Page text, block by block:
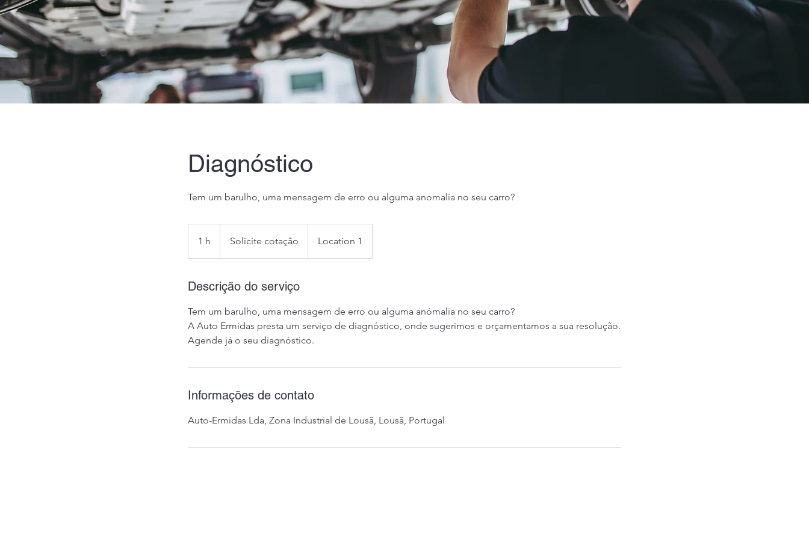
Diagnóstico
Tem um barulho, uma mensagem de erro ou alguma anomalia no seu carro?
1 h Solicite cotação Location 1
Descrição do serviço
Tem um barulho, uma mensagem de erro ou alguma anómalia no seu carro?
A Auto Ermidas presta um serviço de diagnóstico, onde sugerimos e orçamentamos a sua resolução.
Agende já o seu diagnóstico.
Informações de contato
Auto-Ermidas Lda, Zona Industrial de Lousã, Lousã, Portugal